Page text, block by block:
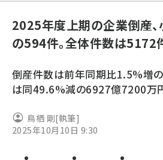
yahoo (1901)
ecbeing (1207)
2025年度上期の企業倒産
の594件。全体件数は5172
倒産件数は前年同期比1.5%増
は同49.6%減の6927億7200万円
鳥栖 剛[執筆]
2025年10月10日 9:30